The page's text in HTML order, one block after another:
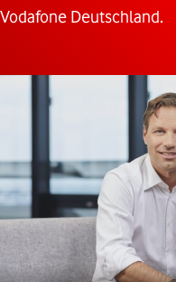
Vodafone Deutschland.